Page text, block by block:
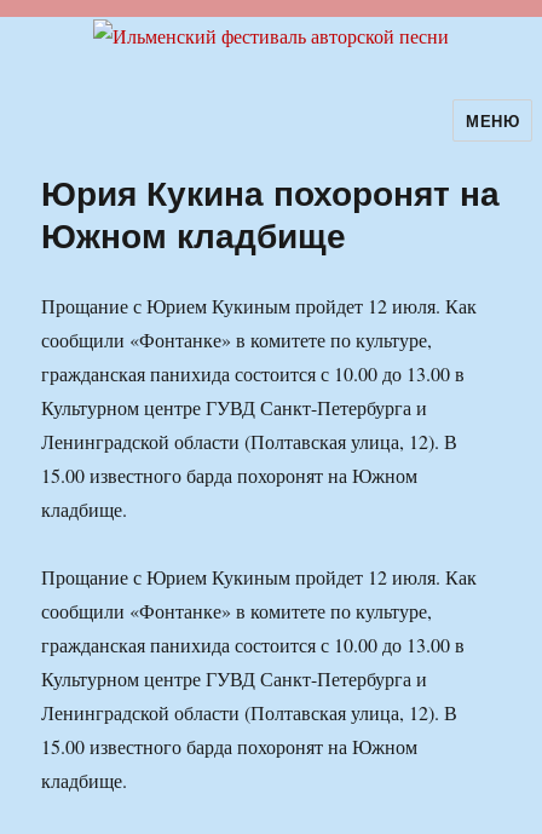
Ильменский фестиваль авторскойМЕНЮ
Юрия Кукина похоронят на
Южном кладбище
Прощание с Юрием Кукиным пройдет 12 июля. Как
сообщили «Фонтанке» в комитете по культуре,
гражданская панихида состоится с 10.00 до 13.00 в
Культурном центре ГУВД Санкт-Петербурга и
Ленинградской области (Полтавская улица, 12). В
15.00 известного барда похоронят на Южном
кладбище.
Прощание с Юрием Кукиным пройдет 12 июля. Как
сообщили «Фонтанке» в комитете по культуре,
гражданская панихида состоится с 10.00 до 13.00 в
Культурном центре ГУВД Санкт-Петербурга и
Ленинградской области (Полтавская улица, 12). В
15.00 известного барда похоронят на Южном
кладбище.